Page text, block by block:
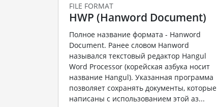
FILE FORMAT
HWP (Hanword Document)
Полное название формата - Hanword
Document. Ранее словом Hanword
назывался текстовый редактор Hangul
Word Processor (корейская азбука носит
название Hangul). Указанная программа
позволяет сохранять документы, которые
написаны с использованием этой аз...